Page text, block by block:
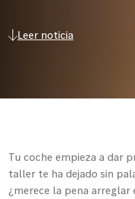
Leer noticia
Tu coche empieza a dar
taller te ha dejado sin
¿merece la pena